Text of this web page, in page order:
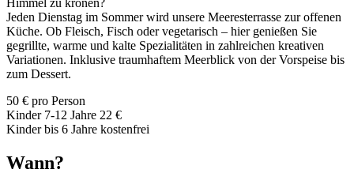
Jeden Dienstag im Sommer wird unsere Meeresterrasse zur offenen
Küche. Ob Fleisch, Fisch oder vegetarisch – hier genießen Sie
gegrillte, warme und kalte Spezialitäten in zahlreichen kreativen
Variationen. Inklusive traumhaftem Meerblick von der Vorspeise bis
zum Dessert.
50 € pro Person
Kinder 7-12 Jahre 22 €
Kinder bis 6 Jahre kostenfrei
Wann?